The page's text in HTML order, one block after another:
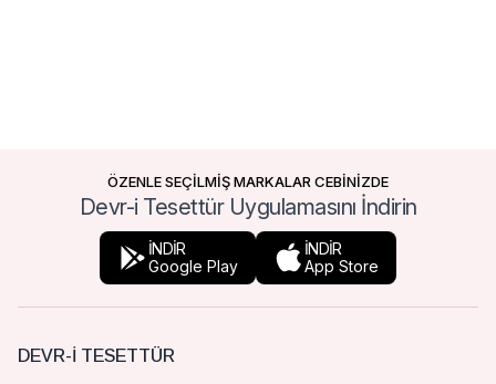
ÖZENLE SEÇİLMİŞ MARKALAR CEBİNİZDE
Devr-i Tesettür Uygulamasını İndirin
İNDİR
Google Play
İNDİR
App Store
DEVR-I TESETTÜR